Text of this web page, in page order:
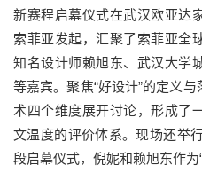
新赛程启幕仪式在武汉欧亚达
索菲亚发起，汇聚了索菲亚全
知名设计师赖旭东、武汉大学
等嘉宾。聚焦“好设计”的定义
术四个维度展开讨论，形成了
文温度的评价体系。现场还举
段启幕仪式，倪妮和赖旭东作